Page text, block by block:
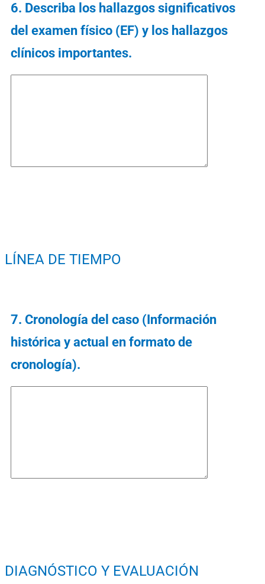
6. ⁠Describa los hallazgos significativos
del examen físico (EF) y los hallazgos
clínicos importantes.
LÍNEA DE TIEMPO
7. Cronología del caso (Información
histórica y actual en formato de
cronología).
DIAGNÓSTICO Y EVALUACIÓN